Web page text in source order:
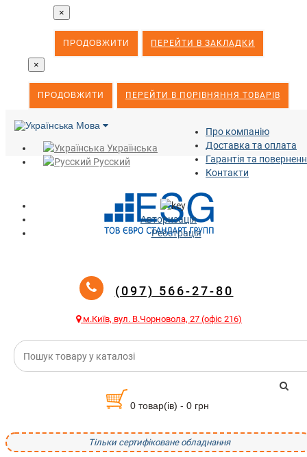
×
ПРОДОВЖИТИ ПЕРЕЙТИ В ЗАКЛАДКИ
×
ПРОДОВЖИТИ ПЕРЕЙТИ В ПОРІВНЯННЯ ТОВАРІВ
Мова
Українська
Русский
Про компанію
Доставка та оплата
Гарантія та
Контакти
Авторизація
Реєстрація
(097) 566-27-80
м.Київ, вул. В.Чорновола, 27 (офіс 216)
0 товар(ів) - 0 грн
Тільки сертифіковане обладнання